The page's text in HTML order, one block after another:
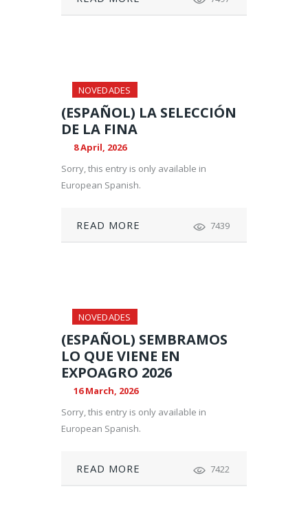
NOVEDADES
(ESPAÑOL) LA SELECCIÓN
DE LA FINA
8 April, 2026
Sorry, this entry is only available in
European Spanish.
READ MORE 7439
NOVEDADES
(ESPAÑOL) SEMBRAMOS
LO QUE VIENE EN
EXPOAGRO 2026
16 March, 2026
Sorry, this entry is only available in
European Spanish.
READ MORE 7422